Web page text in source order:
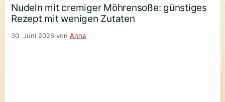
Nudeln mit cremiger Möhrensoße: günstiges
Rezept mit wenigen Zutaten
30. Juni 2026 von Anna